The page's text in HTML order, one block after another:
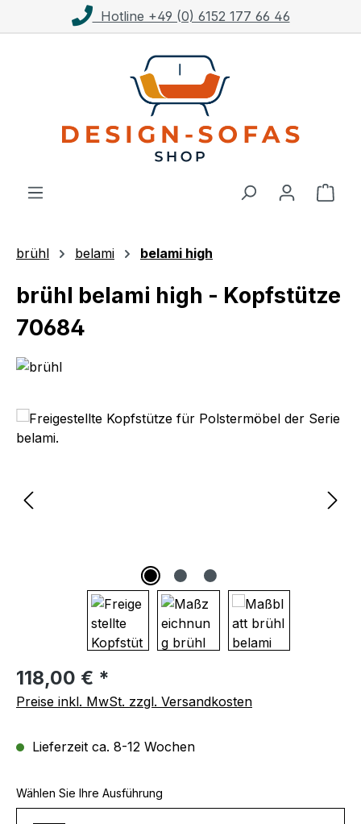
Zum Hauptinhalt springen
Hotline +49 (0) 6152 177 66 46
brühl belami belami high
brühl belami high - Kopfstütze
70684
Bildergalerie überspringen
Regulärer Preis:
118,00 € *
Preise inkl. MwSt. zzgl. Versandkosten
Lieferzeit ca. 8-12 Wochen
Wählen Sie Ihre Ausführung